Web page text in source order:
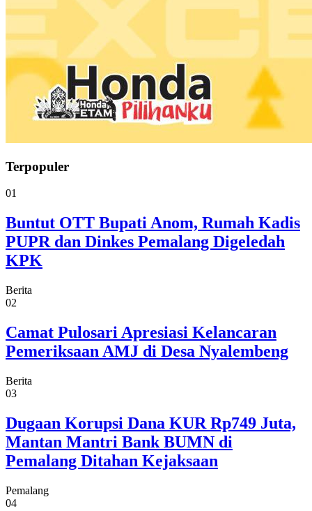
Terpopuler
01
Buntut OTT Bupati Anom, Rumah Kadis
PUPR dan Dinkes Pemalang Digeledah
KPK
Berita
02
Camat Pulosari Apresiasi Kelancaran
Pemeriksaan AMJ di Desa Nyalembeng
Berita
03
Dugaan Korupsi Dana KUR Rp749 Juta,
Mantan Mantri Bank BUMN di
Pemalang Ditahan Kejaksaan
Pemalang
04